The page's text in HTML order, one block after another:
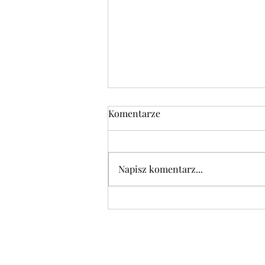
DANIE FIT we wtorek 04.08.
Pierś faszerowana suszonymi
Komentarze
Napisz komentarz...